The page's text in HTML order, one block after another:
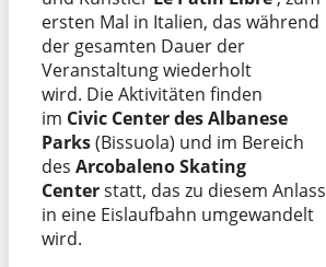
ersten Mal in Italien, das während
der gesamten Dauer der
Veranstaltung wiederholt
wird. Die Aktivitäten finden
im Civic Center des Albanese
Parks(Bissuola) und im Bereich
des Arcobaleno Skating
Centerstatt, das zu diesem Anlass
in eine Eislaufbahn umgewandelt
wird.